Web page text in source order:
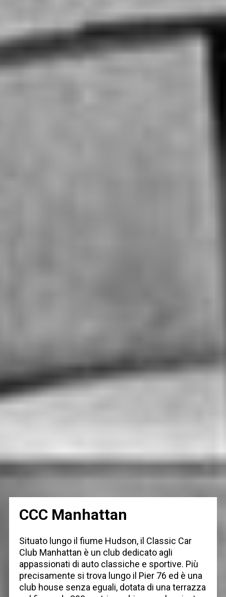
CCC Manhattan
Situato lungo il fiume Hudson, il Classic Car
Club Manhattan è un club dedicato agli
appassionati di auto classiche e sportive. Più
precisamente si trova lungo il Pier 76 ed è una
club house senza eguali, dotata di una terrazza